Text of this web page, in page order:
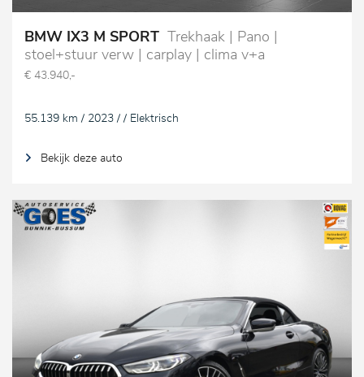
BMW IX3 M SPORT
Trekhaak | Pano |
stoel+stuur verw | carplay | clima v+a
€ 43.940,-
55.139 km / 2023 / / Elektrisch
Bekijk deze auto